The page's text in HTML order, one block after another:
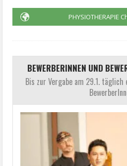
PHYSIOTHERAPIE
BEWERBERINNEN UND
Bis zur Vergabe am 29.1.